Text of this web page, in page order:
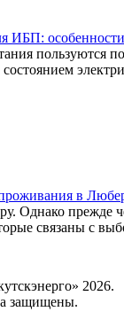
ИБП:
пользуются
в
Однако прежде
связаны с
2026.
защищены.